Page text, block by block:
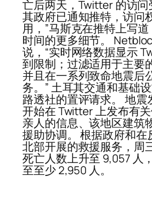
亡后两天，Twitter 的访问
其政府已通知推特，访问
用，”马斯克在推特上写
时间的更多细节。
说，“实时网络数据显示
到限制；过滤适用于主要
并且在一系列致命地震后
务。” 土耳其交通和基础
路透社的置评请求。 地震
开始在 Twitter 上发布有
亲人的信息、该地区建筑
援助协调。 根据政府和
北部开展的救援服务，周
死亡人数上升至 9,057 人
至至少 2,950 人。